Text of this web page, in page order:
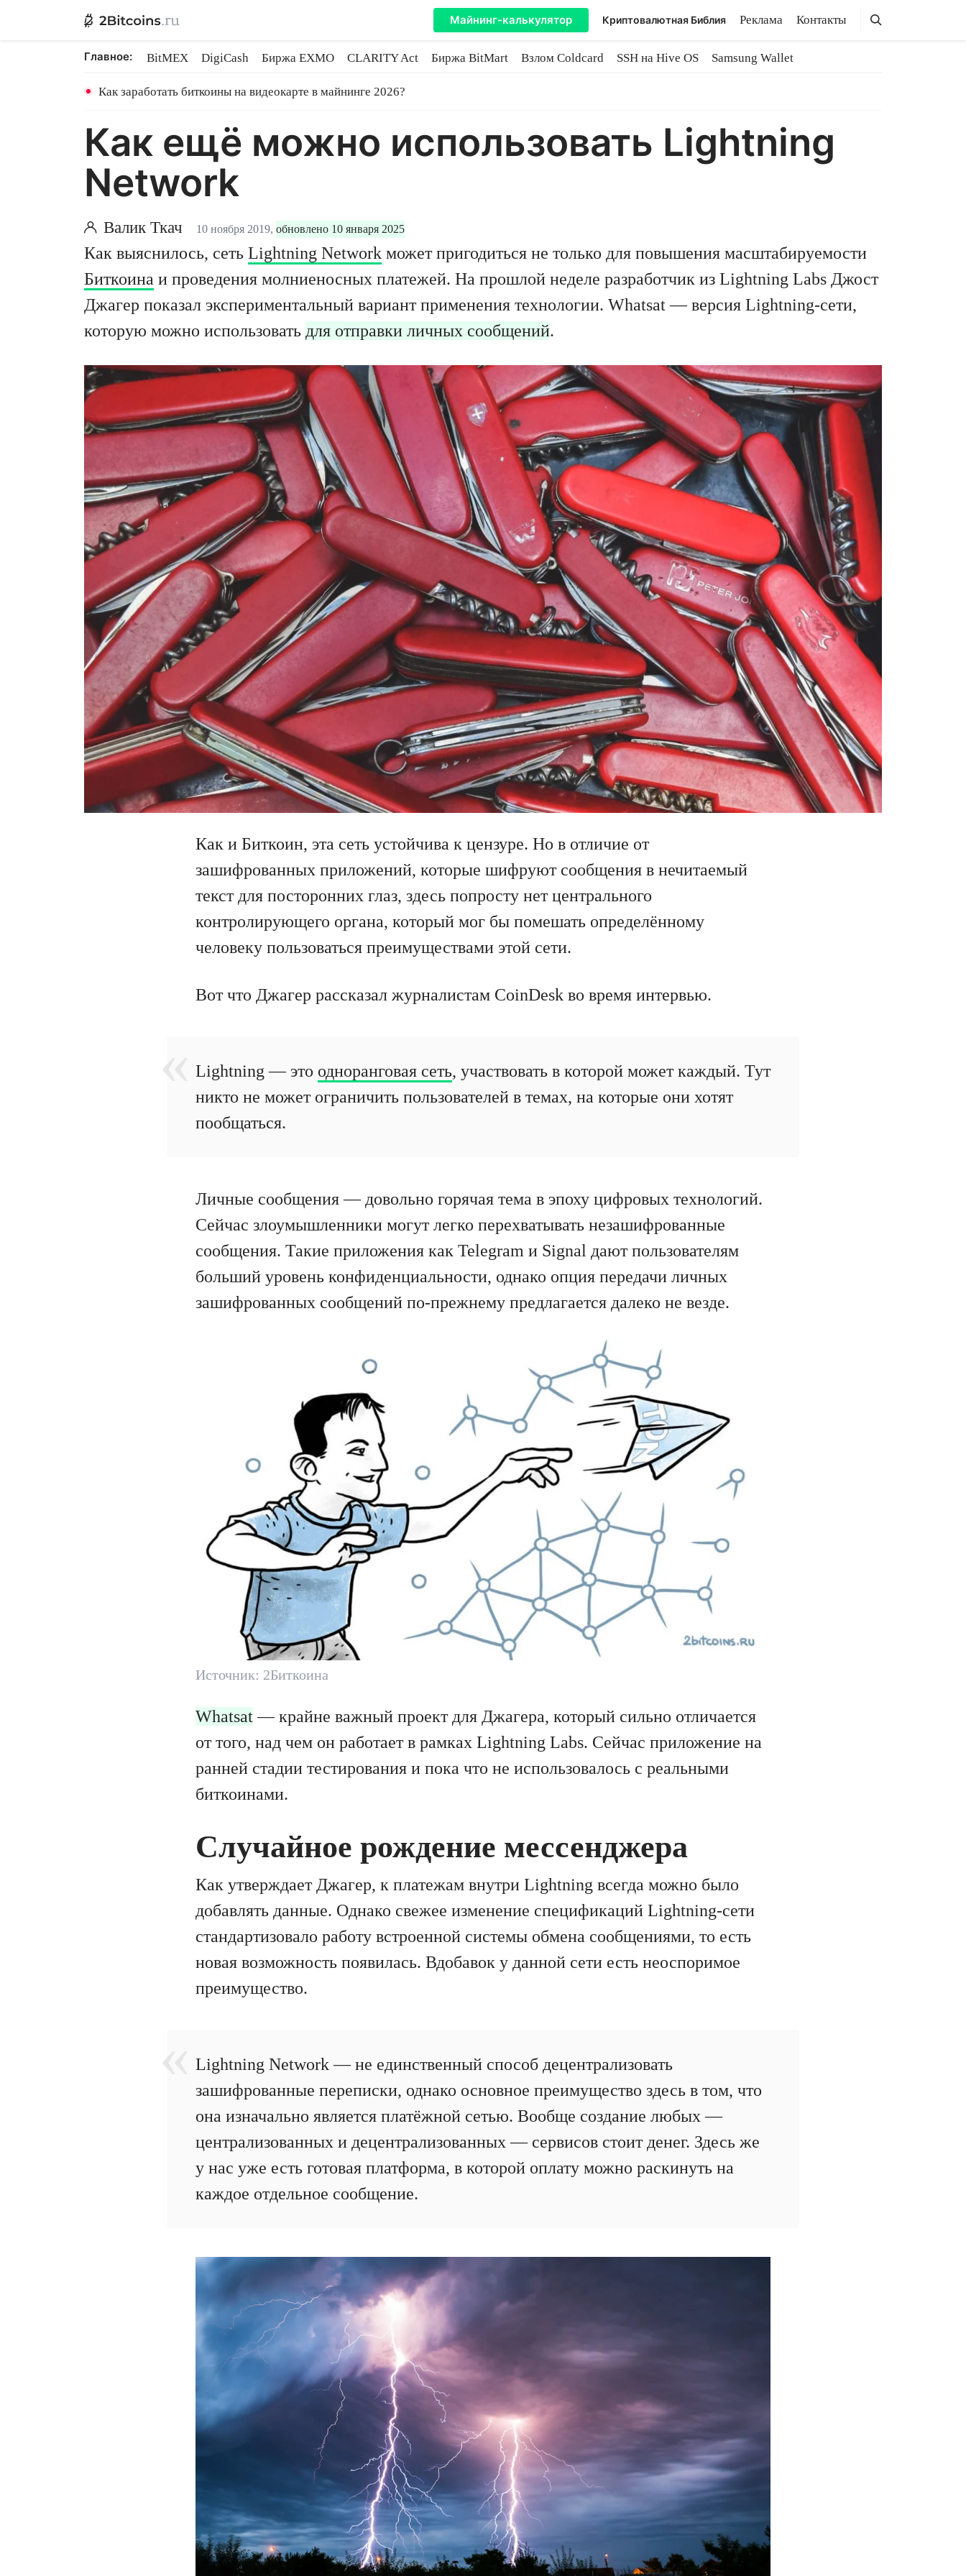
Майнинг-калькулятор Криптовалютная Библия Реклама Контакты Поиск
Поиск
Главное: BitMEX DigiCash Биржа EXMO CLARITY Act Биржа BitMart Взлом Coldcard SSH на Hive OS
Samsung Wallet
Как заработать биткоины на видеокарте в майнинге 2026?
Как ещё можно использовать Lightning
Network
Валик Ткач 10 ноября 2019, обновлено 10 января 2025
Как выяснилось, сеть Lightning Network может пригодиться не только для повышения масштабируемости
Биткоина и проведения молниеносных платежей. На прошлой неделе разработчик из Lightning Labs Джост
Джагер показал экспериментальный вариант применения технологии. Whatsat — версия Lightning-сети,
которую можно использовать для отправки личных сообщений.
Как и Биткоин, эта сеть устойчива к цензуре. Но в отличие от
зашифрованных приложений, которые шифруют сообщения в нечитаемый
текст для посторонних глаз, здесь попросту нет центрального
контролирующего органа, который мог бы помешать определённому
человеку пользоваться преимуществами этой сети.
Вот что Джагер рассказал журналистам CoinDesk во время интервью.
Lightning — это одноранговая сеть, участвовать в которой может каждый. Тут
никто не может ограничить пользователей в темах, на которые они хотят
пообщаться.
Личные сообщения — довольно горячая тема в эпоху цифровых технологий.
Сейчас злоумышленники могут легко перехватывать незашифрованные
сообщения. Такие приложения как Telegram и Signal дают пользователям
больший уровень конфиденциальности, однако опция передачи личных
зашифрованных сообщений по-прежнему предлагается далеко не везде.
Источник: 2Биткоина
Whatsat— крайне важный проект для Джагера, который сильно отличается
от того, над чем он работает в рамках Lightning Labs. Сейчас приложение на
ранней стадии тестирования и пока что не использовалось с реальными
биткоинами.
Случайное рождение мессенджера
Как утверждает Джагер, к платежам внутри Lightning всегда можно было
добавлять данные. Однако свежее изменение спецификаций Lightning-сети
стандартизовало работу встроенной системы обмена сообщениями, то есть
новая возможность появилась. Вдобавок у данной сети есть неоспоримое
преимущество.
Lightning Network — не единственный способ децентрализовать
зашифрованные переписки, однако основное преимущество здесь в том, что
она изначально является платёжной сетью. Вообще создание любых —
централизованных и децентрализованных — сервисов стоит денег. Здесь же
у нас уже есть готовая платформа, в которой оплату можно раскинуть на
каждое отдельное сообщение.